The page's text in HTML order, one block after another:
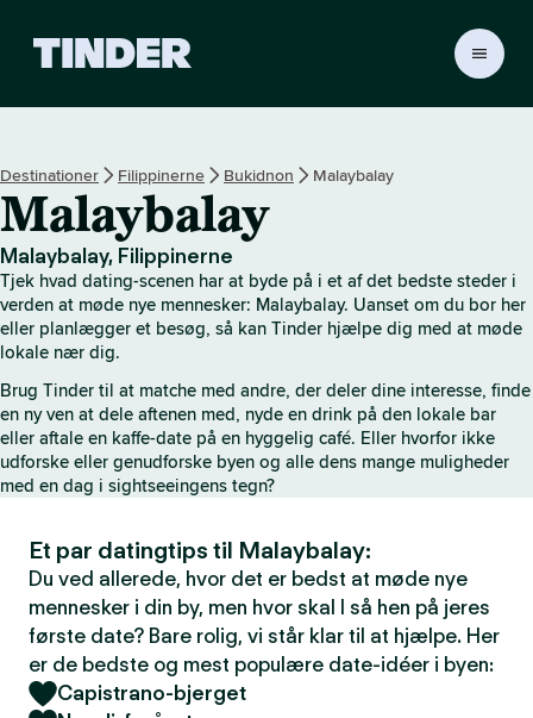
r
s
s
t
a
r
t
d
e
Destinationer Filippinerne Bukidnon Malaybalay
Malaybalay
Malaybalay, Filippinerne
Tjek hvad dating-scenen har at byde på i et af det bedste steder i
verden at møde nye mennesker: Malaybalay. Uanset om du bor her
eller planlægger et besøg, så kan Tinder hjælpe dig med at møde
lokale nær dig.
Brug Tinder til at matche med andre, der deler dine interesse, finde
en ny ven at dele aftenen med, nyde en drink på den lokale bar
eller aftale en kaffe-date på en hyggelig café. Eller hvorfor ikke
udforske eller genudforske byen og alle dens mange muligheder
med en dag i sightseeingens tegn?
Et par datingtips til Malaybalay:
Du ved allerede, hvor det er bedst at møde nye
mennesker i din by, men hvor skal I så hen på jeres
første date? Bare rolig, vi står klar til at hjælpe. Her
er de bedste og mest populære date-idéer i byen:
Capistrano-bjerget